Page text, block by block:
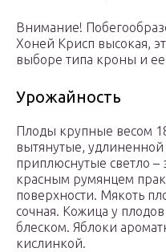
Внимание!
Хоней Крисп высокая,
выборе типа кроны и
Урожайность
Плоды крупные весом
вытянутые,
приплюснутые светло
красным румянцем
поверхности. Мякоть
сочная. Кожица у
блеском. Яблоки
кислинкой.